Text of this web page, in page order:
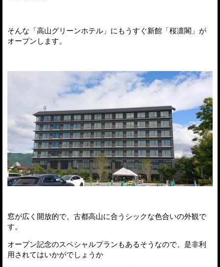
そんな「高山グリーンホテル」にもうすぐ新館「桜凛閣」が
オープンします。
窓が広く開放的で、古都高山に合うシックな色合いの外観で
す。
オープン記念のスペシャルプランもあるそうなので、是非利
用されてはいかがでしょうか